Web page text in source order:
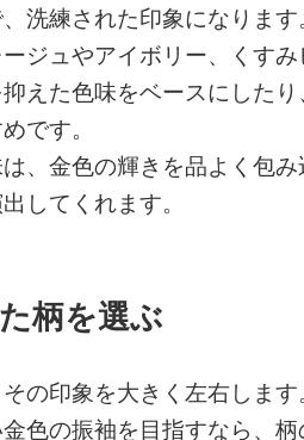
洗練された印象になります
ジュやアイボリー、くす
えた色味をベースにした
です。
、金色の輝きを品よく包
してくれます。
柄を選ぶ
の印象を大きく左右します
色の振袖を目指すなら、